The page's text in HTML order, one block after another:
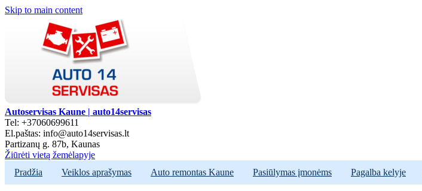
Skip to main content
Autoservisas Kaune | auto14servisas
Tel: +37060699611
El.paštas: info@auto14servisas.lt
Partizanų g. 87b, Kaunas
Žiūrėti vietą žemėlapyje
Pradžia
Veiklos aprašymas Auto remontas Kaune Pasiūlymas įmonėms Pagalba kelyje